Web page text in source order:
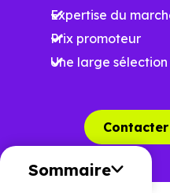
Sommaire
Expertise du
Prix promoteur
Une large